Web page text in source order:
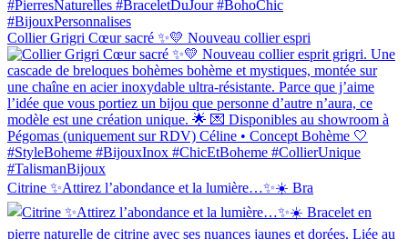
Collier Grigri Cœur sacré ✨💛 Nouveau collier espri
Citrine ✨Attirez l’abondance et la lumière…✨☀️ Bra